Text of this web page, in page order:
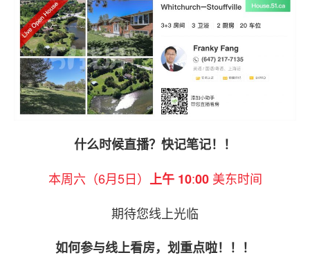
什么时候直播？快记笔记！！
本周六（6月5日） 上午 10:00美东时间
期待您线上光临
如何参与线上看房，划重点啦！！！